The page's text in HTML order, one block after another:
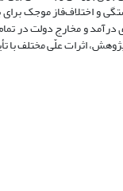
و اختلاف‌فاز موجک
و مخارج دولت در
اثرات علّی مختلف با